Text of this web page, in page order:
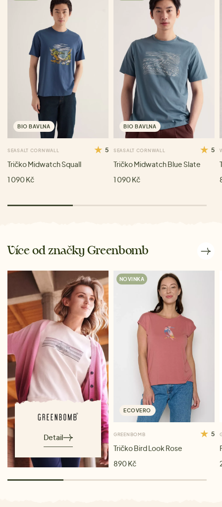
BIO BAVLNA
SEASALT CORNWALL 5
Tričko Midwatch Squall
1 090 Kč
BIO BAVLNA
SEASALT CORNWALL 5
Tričko Midwatch Blue Slate
1 090 Kč
Více od značky Greenbomb
Detail
NOVINKA
ECOVERO
GREENBOMB 5
Tričko Bird Look Rose
890 Kč